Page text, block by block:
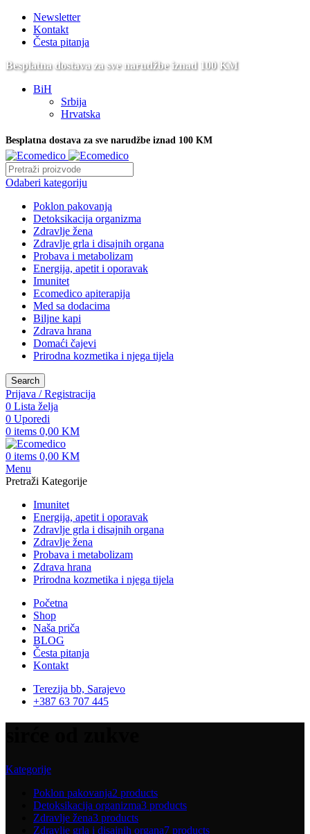
Newsletter
Kontakt
Česta pitanja
Besplatna dostava za sve narudžbe iznad 100 KM
BiH
Srbija
Hrvatska
Besplatna dostava za sve narudžbe iznad 100 KM
Odaberi kategoriju
Poklon pakovanja
Detoksikacija organizma
Zdravlje žena
Zdravlje grla i disajnih organa
Probava i metabolizam
Energija, apetit i oporavak
Imunitet
Ecomedico apiterapija
Med sa dodacima
Biljne kapi
Zdrava hrana
Domaći čajevi
Prirodna kozmetika i njega tijela
Search
Prijava / Registracija
0 Lista želja
0 Uporedi
0 items 0,00 KM
0 items 0,00 KM
Menu
Pretraži Kategorije
Imunitet
Energija, apetit i oporavak
Zdravlje grla i disajnih organa
Zdravlje žena
Probava i metabolizam
Zdrava hrana
Prirodna kozmetika i njega tijela
Početna
Shop
Naša priča
BLOG
Česta pitanja
Kontakt
Terezija bb, Sarajevo
+387 63 707 445
Kategorije
Poklon pakovanja2 products
Detoksikacija organizma3 products
Zdravlje žena3 products
Zdravlje grla i disajnih organa7 products